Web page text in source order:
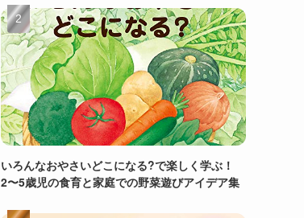
いろんなおやさいどこになる?で楽しく学ぶ！
2〜5歳児の食育と家庭での野菜遊びアイデア集